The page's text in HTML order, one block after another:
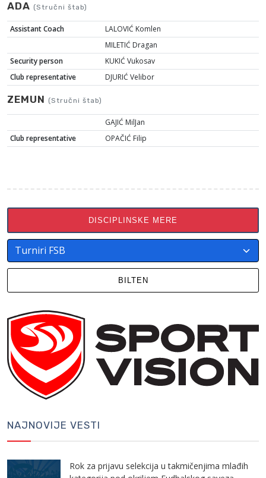
ADA (Stručni štab)
Assistant Coach
LALOVIĆ Komlen
MILETIĆ Dragan
Security person
KUKIĆ Vukosav
Club representative
DJURIĆ Velibor
ZEMUN (Stručni štab)
GAJIĆ MilJan
Club representative
OPAČIĆ Filip
DISCIPLINSKE MERE
BILTEN
NAJNOVIJE VESTI
Rok za prijavu selekcija u takmičenjima mlađih